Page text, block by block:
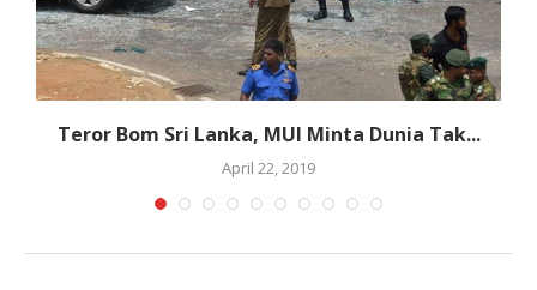
Teror Bom Sri Lanka, MUI Minta Dunia Tak...
April 22, 2019